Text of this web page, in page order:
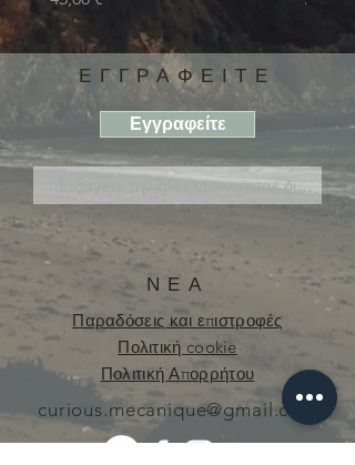
ΕΓΓΡΑΦΕΙΤΕ
Εγγραφείτε
ΝΕΑ
Παραδόσεις και επιστροφές
Πολιτική cookie
Πολιτική Απορρήτου
curious.mecanique@gmail.com